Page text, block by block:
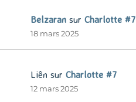
Belzaran sur Charlotte #7
18 mars 2025
Liên sur Charlotte #7
12 mars 2025